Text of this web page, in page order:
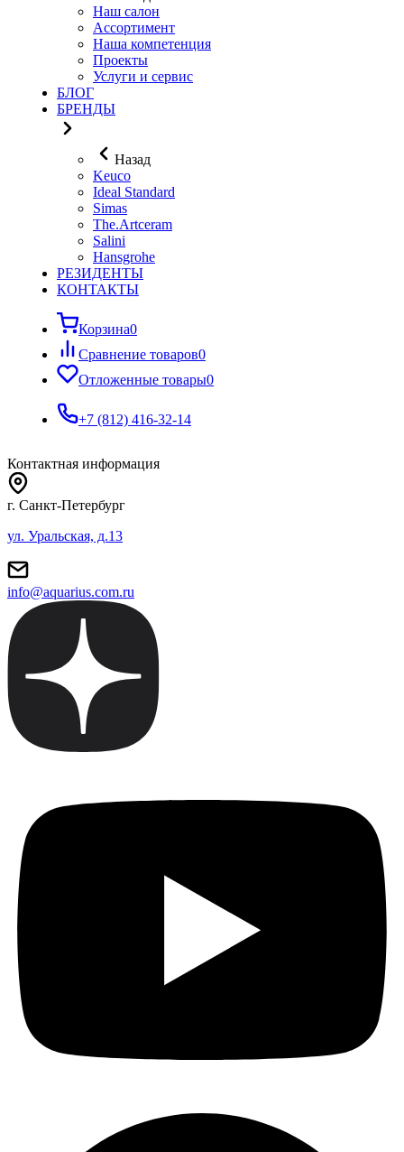
Наш салон
Ассортимент
Наша компетенция
Проекты
Услуги и сервис
БЛОГ
БРЕНДЫ
Назад
Keuco
Ideal Standard
Simas
The.Artceram
Salini
Hansgrohe
РЕЗИДЕНТЫ
КОНТАКТЫ
Корзина0
Сравнение товаров0
Отложенные товары0
+7 (812) 416-32-14
Контактная информация
г. Санкт-Петербург
ул. Уральская, д.13
info@aquarius.com.ru